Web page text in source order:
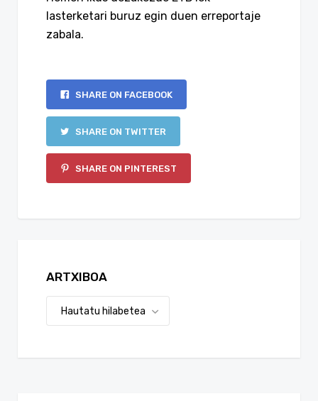
lasterketari buruz egin duen erreportaje
zabala.
SHARE ON FACEBOOK
SHARE ON TWITTER
SHARE ON PINTEREST
ARTXIBOA